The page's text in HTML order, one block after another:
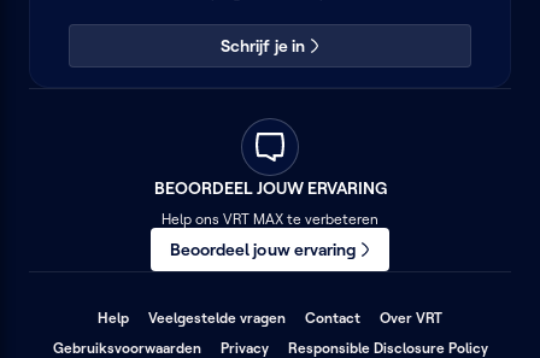
Schrijf je in
BEOORDEEL JOUW ERVARING
Help ons VRT MAX te verbeteren
Beoordeel jouw ervaring
Help Veelgestelde vragen (opent
een
Contact (opent
een
Over VRT
een
Gebruiksvoorwaarden (opent
Privacy(opentResponsible Disclosure Policy(opent